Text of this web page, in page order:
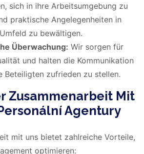
sich in ihre Arbeitsumgebung zu
praktische Angelegenheiten in
zu bewältigen.
Überwachung: Wir sorgen für
und halten die Kommunikation
Beteiligten zufrieden zu stellen.
Zusammenarbeit Mit
Agentury
mit uns bietet zahlreiche Vorteile,
optimieren: